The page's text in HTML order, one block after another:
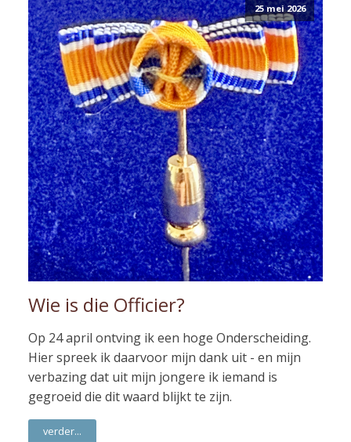
25 mei 2026
Wie is die Officier?
Op 24 april ontving ik een hoge Onderscheiding.
Hier spreek ik daarvoor mijn dank uit - en mijn
verbazing dat uit mijn jongere ik iemand is
gegroeid die dit waard blijkt te zijn.
verder...